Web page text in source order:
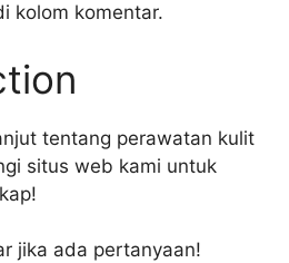
kolom komentar.
tentang perawatan kulit
situs web kami untuk
jika ada pertanyaan!